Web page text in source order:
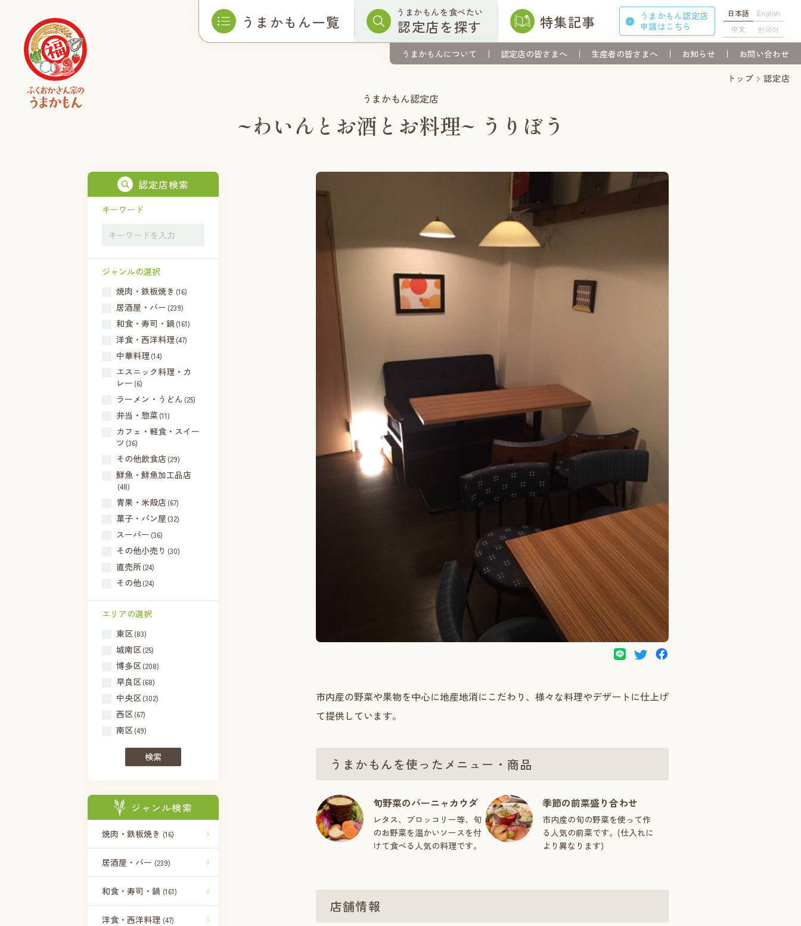
うまかもん一覧 うまかもんを食べたい
認定店を探す 特集記事
うまかもん認定店
申請はこちら
日本語
English
中文
한국어
うまかもんについて 認定店の皆さまへ 生産者の皆さまへ お知らせ お問い合わせ
トップ 認定店
うまかもん認定店
~わいんとお酒とお料理~ うりぼう
認定店検索
キーワード
ジャンルの選択
焼肉・鉄板焼き (16)
居酒屋・バー (239)
和食・寿司・鍋 (161)
洋食・西洋料理 (47)
中華料理 (14)
エスニック料理・カ
レー (6)
ラーメン・うどん (25)
弁当・惣菜(11)
カフェ・軽食・スイー
ツ (36)
その他飲食店(29)
鮮魚・鮮魚加工品店
(48)
青果・米殻店(67)
菓子・パン屋 (32)
スーパー (36)
その他小売り (30)
直売所(24)
その他(24)
エリアの選択
東区(83)
城南区(25)
博多区(208)
早良区(68)
中央区(302)
西区(67)
南区(49)
検索
ジャンル検索
焼肉・鉄板焼き (16)
居酒屋・バー (239)
和食・寿司・鍋 (161)
洋食・西洋料理 (47)
市内産の野菜や果物を中心に地産地消にこだわり、様々な料理やデザートに仕上げ
て提供しています。
うまかもんを使ったメニュー・商品
旬野菜のバーニャカウダ
レタス、ブロッコリー等、旬
のお野菜を温かいソースを付
けて食べる人気の料理です。
季節の前菜盛り合わせ
市内産の旬の野菜を使って作
る人気の前菜です。(仕入れに
より異なります)
店舗情報